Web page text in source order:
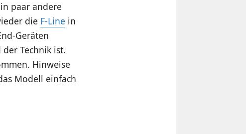
paar andere
die F-Line in
Geräten
Technik ist.
Hinweise
Modell einfach